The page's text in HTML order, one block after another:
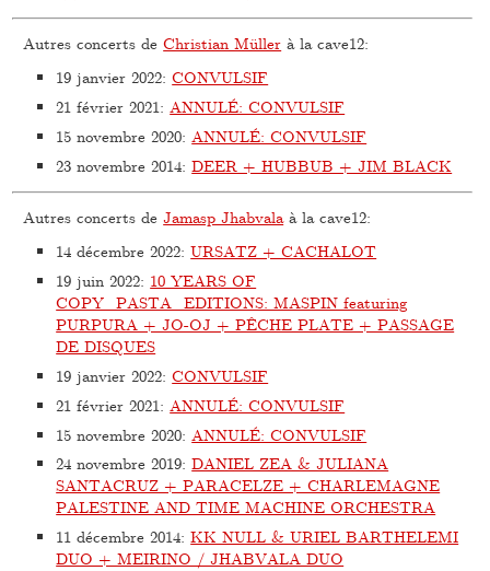
Autres concerts deChristian Müller à la cave12:
19 janvier 2022:CONVULSIF
21 février 2021:ANNULÉ: CONVULSIF
15 novembre 2020: ANNULÉ: CONVULSIF
23 novembre 2014:DEER + HUBBUB + JIM BLACK
Autres concerts deJamasp Jhabvalaà la cave12:
14 décembre 2022:URSATZ + CACHALOT
19 juin 2022: 10 YEARS OF
COPY_PASTA_EDITIONS: MASPIN featuring
PURPURA + JO-OJ + PÊCHE PLATE + PASSAGE
DE DISQUES
19 janvier 2022:CONVULSIF
21 février 2021: ANNULÉ: CONVULSIF
15 novembre 2020: ANNULÉ: CONVULSIF
24 novembre 2019:DANIEL ZEA & JULIANA
SANTACRUZ + PARACELZE + CHARLEMAGNE
PALESTINE AND TIME MACHINE ORCHESTRA
11 décembre 2014:KK NULL & URIEL BARTHELEMI
DUO + MEIRINO / JHABVALA DUO